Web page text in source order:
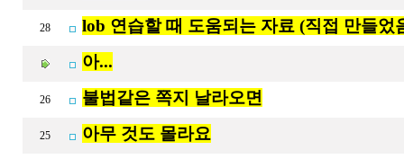
28
lob 연습할 때 도움되는 자료 (직접 만들었
아...
26 불법같은 쪽지 날라오면
25 아무 것도 몰라요